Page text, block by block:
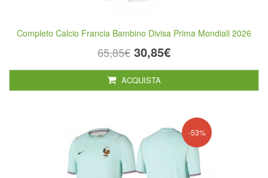
Completo Calcio Francia Bambino Divisa Prima Mondiali 2026
65,85€ 30,85€
ACQUISTA
-53%